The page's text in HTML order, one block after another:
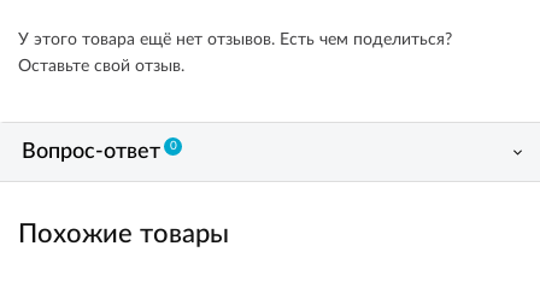
У этого товара ещё нет отзывов. Есть чем поделиться?
Оставьте свой отзыв.
Вопрос-ответ 0
Похожие товары